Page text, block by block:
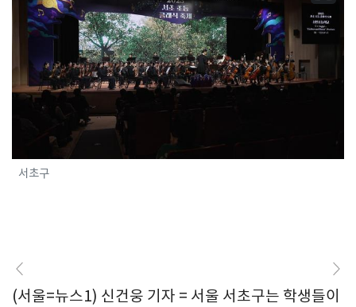
서초구
(서울=뉴스1) 신건웅 기자 = 서울 서초구는 학생들이